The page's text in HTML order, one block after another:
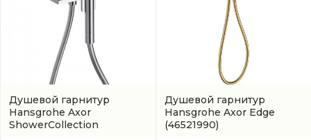
Душевой гарнитур
Hansgrohe Axor
ShowerCollection
Душевой гарнитур
Hansgrohe Axor Edge
(46521990)